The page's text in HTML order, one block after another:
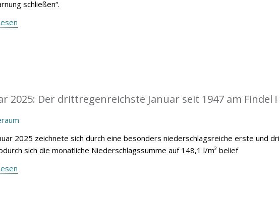
schließen“.
2025: Der drittregenreichste Januar seit 1947 am Findel !
2025 zeichnete sich durch eine besonders niederschlagsreiche erste und
sich die monatliche Niederschlagssumme auf 148,1 l/m² belief